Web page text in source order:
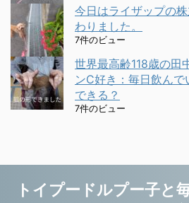
今日はライザップの
わりました。
7件のビュー
世界最高齢118歳の田
ンC好き：毎日飲ん
できる？
7件のビュー
トイプードルプー子と